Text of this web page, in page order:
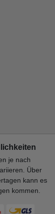
je nach
Über
kann es
kommen.